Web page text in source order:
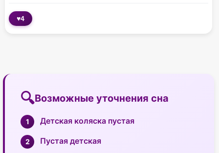
♥4
Возможные уточнения сна
Детская коляска пустая
Пустая детская